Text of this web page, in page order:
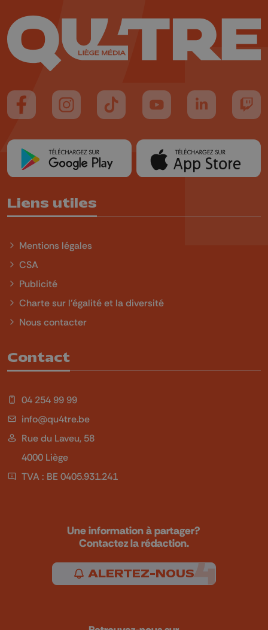
Suivez-nous sur FaceBook
Suivez-nous sur Instagram
Suivez-nous sur TikTok
Suivez-nous sur YouTube
Suivez-nous
Liens utiles
Mentions légales
CSA
Publicité
Charte sur l'égalité et la diversité
Nous contacter
Contact
04 254 99 99
info@qu4tre.be
Rue du Laveu, 58
4000 Liège
TVA : BE 0405.931.241
Une information à partager?
Contactez la rédaction.
ALERTEZ-NOUS